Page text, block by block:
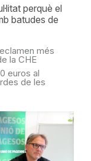
perquè el
batudes de
més
la CHE
euros al
de les